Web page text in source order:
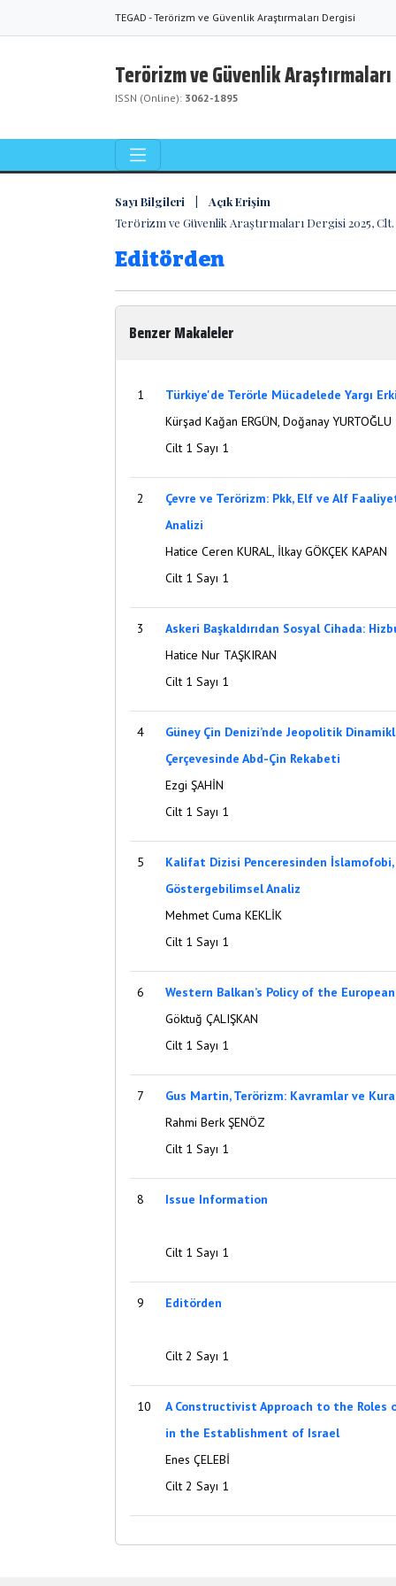
TEGAD - Terörizm ve Güvenlik Araştırmaları Dergisi
Terörizm ve Güvenlik
ISSN (Online): 3062-1895
Sayı Bilgileri | Açık Erişim
Terörizm ve Güvenlik Araştırmaları Dergisi 2025, Clt.
Editörden
Benzer Makaleler
1
Türkiye'de Terörle Mücadelede Yargı
Kürşad Kağan ERGÜN, Doğanay YURTOĞLU
Cilt 1 Sayı 1
2
Çevre ve Terörizm: Pkk, Elf ve Alf
Analizi
Hatice Ceren KURAL, İlkay GÖKÇEK KAPAN
Cilt 1 Sayı 1
3
Askeri Başkaldırıdan Sosyal Cihada:
Hatice Nur TAŞKIRAN
Cilt 1 Sayı 1
4
Güney Çin Denizi’nde Jeopolitik
Çerçevesinde Abd-Çin Rekabeti
Ezgi ŞAHİN
Cilt 1 Sayı 1
5
Kalifat Dizisi Penceresinden İslamofobi,
Göstergebilimsel Analiz
Mehmet Cuma KEKLİK
Cilt 1 Sayı 1
6
Western Balkan’s Policy of the
Göktuğ ÇALIŞKAN
Cilt 1 Sayı 1
7
Gus Martin, Terörizm: Kavramlar ve
Rahmi Berk ŞENÖZ
Cilt 1 Sayı 1
8 Issue Information
Cilt 1 Sayı 1
9 Editörden
Cilt 2 Sayı 1
10
A Constructivist Approach to the Roles
in the Establishment of Israel
Enes ÇELEBİ
Cilt 2 Sayı 1